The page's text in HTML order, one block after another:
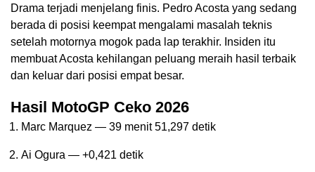
Drama terjadi menjelang finis. Pedro Acosta yang sedang
berada di posisi keempat mengalami masalah teknis
setelah motornya mogok pada lap terakhir. Insiden itu
membuat Acosta kehilangan peluang meraih hasil terbaik
dan keluar dari posisi empat besar.
Hasil MotoGP Ceko 2026
Marc Marquez — 39 menit 51,297 detik
Ai Ogura — +0,421 detik